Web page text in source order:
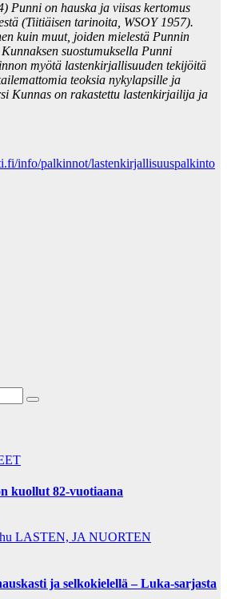
Punni on hauska ja viisas kertomus
(Tiitiäisen tarinoita, WSOY 1957).
kuin muut, joiden mielestä Punnin
suostumuksella Punni
myötä lastenkirjallisuuden tekijöitä
teoksia nykylapsille ja
Kunnas on rakastettu lastenkirjailija ja
info/palkinnot/lastenkirjallisuuspalkinto
kuollut 82-vuotiaana
LASTEN, JA NUORTEN
ja selkokielellä – Luka-sarjasta